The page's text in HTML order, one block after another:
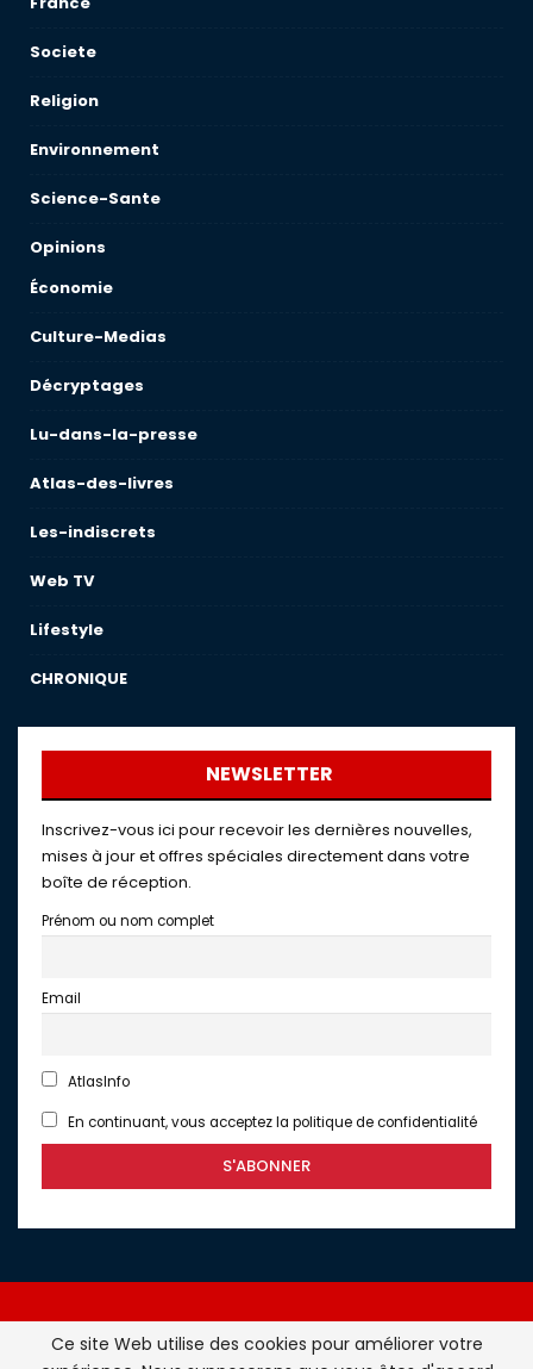
Societe
Religion
Environnement
Science-Sante
Opinions
Économie
Culture-Medias
Décryptages
Lu-dans-la-presse
Atlas-des-livres
Les-indiscrets
Web TV
Lifestyle
CHRONIQUE
NEWSLETTER
Inscrivez-vous ici pour recevoir les dernières nouvelles,
mises à jour et offres spéciales directement dans votre
boîte de réception.
Prénom ou nom complet
Email
AtlasInfo
En continuant, vous acceptez la politique de confidentialité
Ce site Web utilise des cookies pour améliorer votre